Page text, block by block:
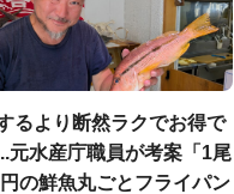
るより断然ラクでお得で
元水産庁職員が考案「1尾
の鮮魚丸ごとフライパン